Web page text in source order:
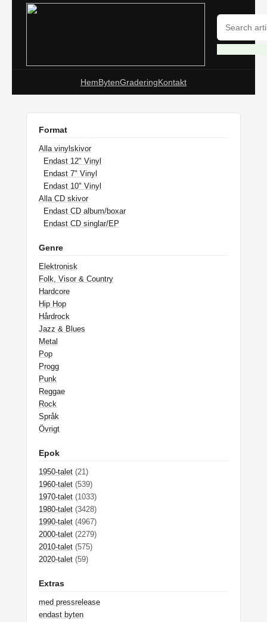
HemBytenGraderingKontakt
Format
Alla vinylskivor
Endast 12" Vinyl
Endast 7" Vinyl
Endast 10" Vinyl
Alla CD skivor
Endast CD album/boxar
Endast CD singlar/EP
Genre
Elektronisk
Folk, Visor & Country
Hardcore
Hip Hop
Hårdrock
Jazz & Blues
Metal
Pop
Progg
Punk
Reggae
Rock
Språk
Övrigt
Epok
1950-talet (21)
1960-talet (539)
1970-talet (1033)
1980-talet (3428)
1990-talet (4967)
2000-talet (2279)
2010-talet (575)
2020-talet (59)
Extras
med pressrelease
endast byten